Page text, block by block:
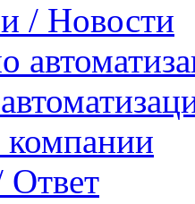
/ Новости
Ответ